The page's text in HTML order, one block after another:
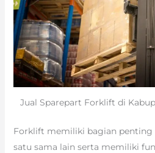
Jual Sparepart Forklift di
Forklift memiliki bagian penting
satu sama lain serta memiliki